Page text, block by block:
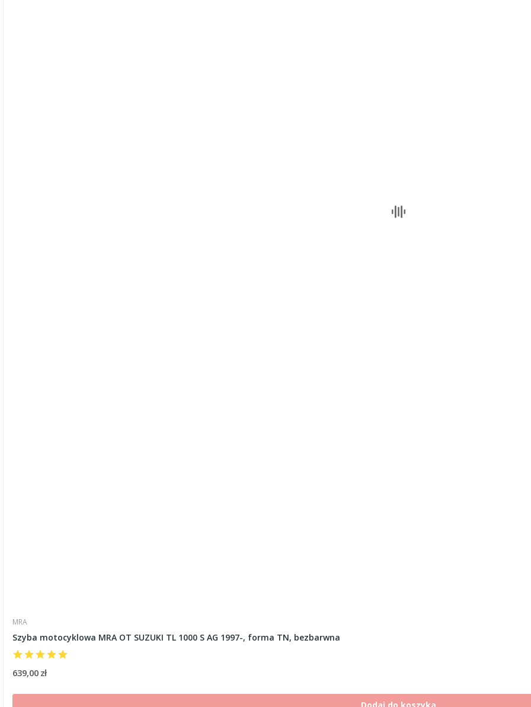
MRA
Szyba motocyklowa MRA OT SUZUKI TL 1000 S AG 1997-, forma TN, bezbarwna
639,00 zł